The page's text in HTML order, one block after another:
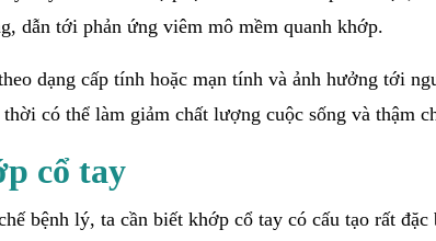
dẫn tới phản ứng viêm mô mềm quanh khớp.
dạng cấp tính hoặc mạn tính và ảnh hưởng tới
có thể làm giảm chất lượng cuộc sống và thậm
cổ tay
bệnh lý, ta cần biết khớp cổ tay có cấu tạo rất